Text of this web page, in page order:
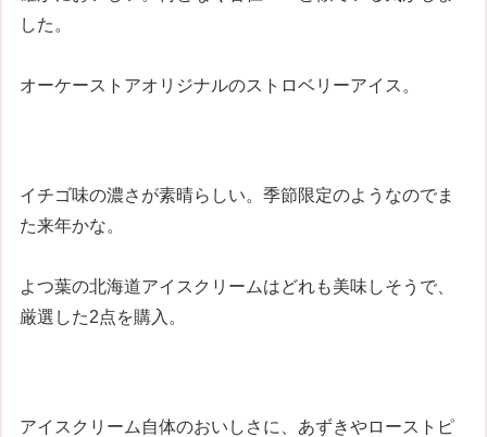
した。
オーケーストアオリジナルのストロベリーアイス。
イチゴ味の濃さが素晴らしい。季節限定のようなのでま
た来年かな。
よつ葉の北海道アイスクリームはどれも美味しそうで、
厳選した2点を購入。
アイスクリーム自体のおいしさに、あずきやローストピ